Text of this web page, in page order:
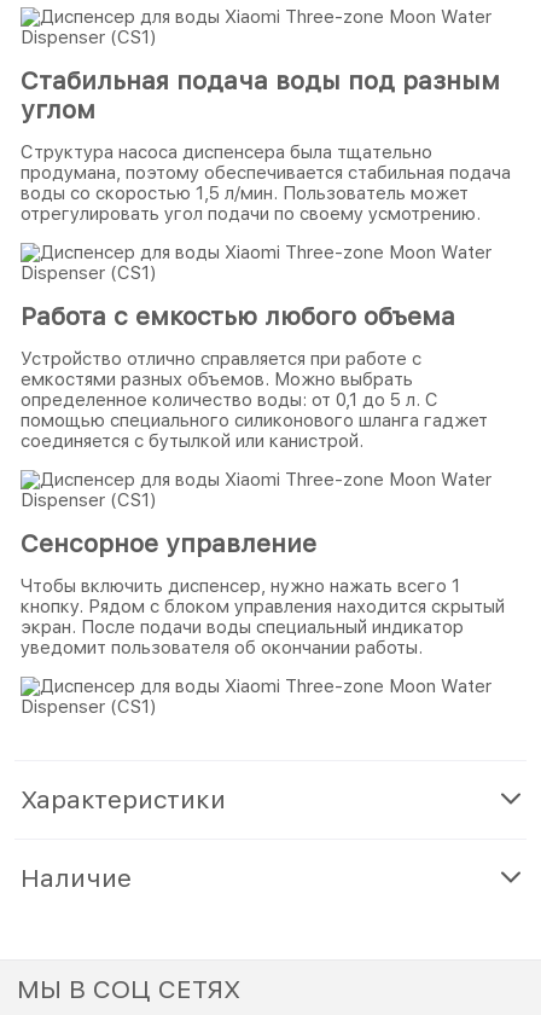
Стабильная подача воды под разным
углом
Структура насоса диспенсера была тщательно
продумана, поэтому обеспечивается стабильная подача
воды со скоростью 1,5 л/мин. Пользователь может
отрегулировать угол подачи по своему усмотрению.
Работа с емкостью любого объема
Устройство отлично справляется при работе с
емкостями разных объемов. Можно выбрать
определенное количество воды: от 0,1 до 5 л. С
помощью специального силиконового шланга гаджет
соединяется с бутылкой или канистрой.
Сенсорное управление
Чтобы включить диспенсер, нужно нажать всего 1
кнопку. Рядом с блоком управления находится скрытый
экран. После подачи воды специальный индикатор
уведомит пользователя об окончании работы.
Характеристики
Наличие
МЫ В СОЦ СЕТЯХ